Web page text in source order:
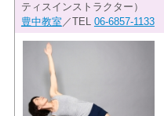
ティスインストラクター）
豊中教室 ／TEL 06-6857-1133